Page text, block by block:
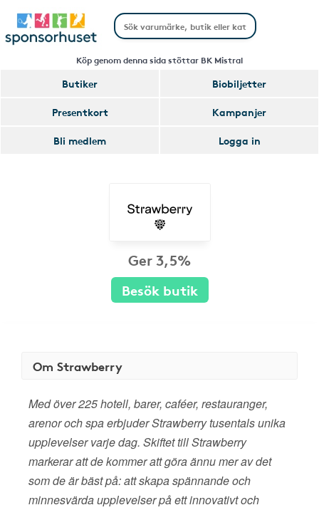
Köp genom denna sida stöttar BK Mistral
Butiker
Biobiljetter
Presentkort
Kampanjer
Bli medlem
Logga in
Ger 3,5%
Besök butik
Om Strawberry
Med över 225 hotell, barer, caféer, restauranger,
arenor och spa erbjuder Strawberry tusentals unika
upplevelser varje dag. Skiftet till Strawberry
markerar att de kommer att göra ännu mer av det
som de är bäst på: att skapa spännande och
minnesvärda upplevelser på ett innovativt och